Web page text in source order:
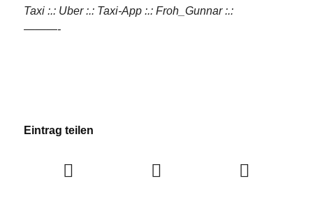
Taxi :.: Uber :.: Taxi-App:.: Froh_Gunnar:.:
———-
Eintrag teilen